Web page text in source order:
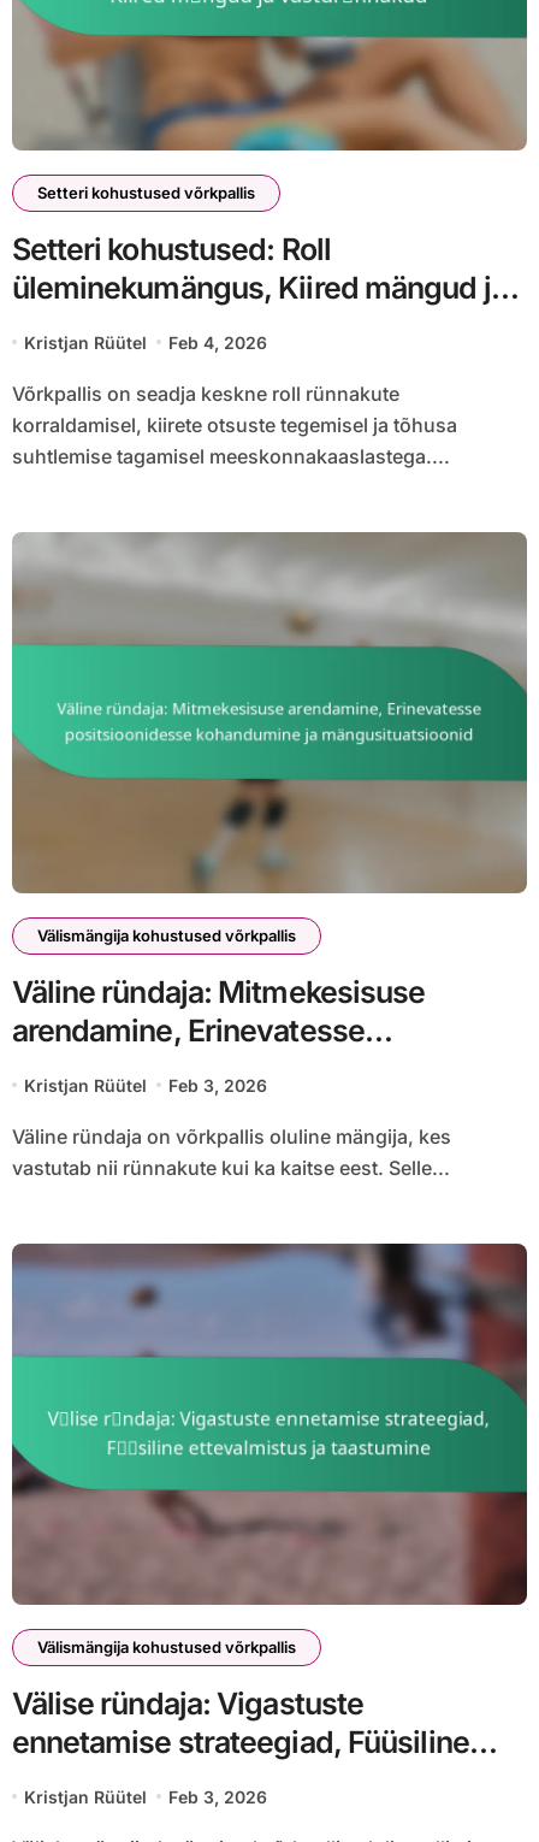
Setteri kohustused võrkpallis
Setteri kohustused: Roll
üleminekumängus, Kiired mängud ja
Kristjan Rüütel Feb 4, 2026
Võrkpallis on seadja keskne roll rünnakute
korraldamisel, kiirete otsuste tegemisel ja tõhusa
suhtlemise tagamisel meeskonnakaaslastega....
Välismängija kohustused võrkpallis
Väline ründaja: Mitmekesisuse
arendamine, Erinevatesse
mängusituatsioonid
Kristjan Rüütel Feb 3, 2026
Väline ründaja on võrkpallis oluline mängija, kes
vastutab nii rünnakute kui ka kaitse eest. Selle...
Välismängija kohustused võrkpallis
Välise ründaja: Vigastuste
ennetamise strateegiad, Füüsiline
Kristjan Rüütel Feb 3, 2026